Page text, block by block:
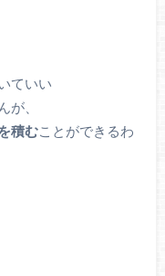
ていい
が、
積むことができるわ